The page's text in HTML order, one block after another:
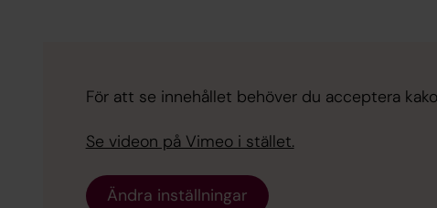
För att se innehållet behöver du acceptera
Se videon på Vimeo i stället.
Ändra inställningar